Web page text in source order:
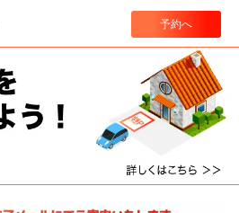
予約へ